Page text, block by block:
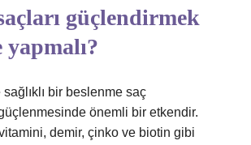
güçlendirmek
bir beslenme saç
önemli bir etkendir.
demir, çinko ve biotin gibi